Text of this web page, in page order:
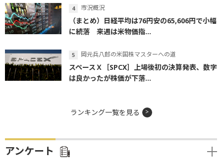
市況概況
（まとめ）日経平均は76円安の65,606円で小幅
に続落 来週は米物価指...
岡元兵八郎の米国株マスターへの道
スペースＸ［SPCX］上場後初の決算発表、数字
は良かったが株価が下落...
ランキング一覧を見る
アンケート